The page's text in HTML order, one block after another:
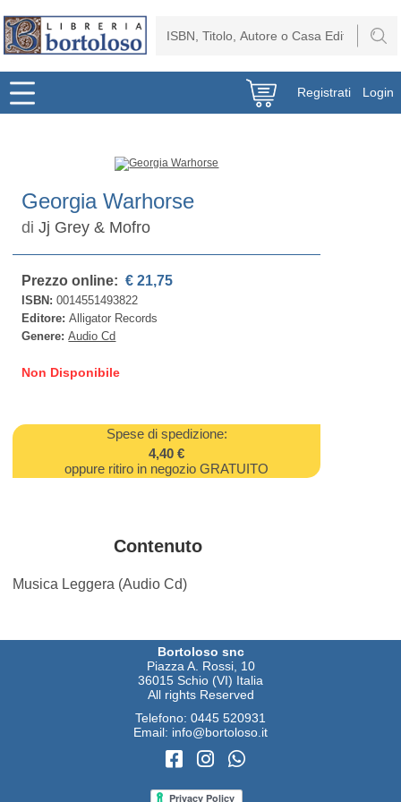
Registrati Login
Georgia Warhorse
diJj Grey & Mofro
Prezzo online: € 21,75
ISBN:0014551493822
Editore:Alligator Records
Genere:Audio Cd
Non Disponibile
Spese di spedizione:
4,40 €
oppure ritiro in negozio GRATUITO
Contenuto
Musica Leggera (Audio Cd)
Bortoloso snc
Piazza A. Rossi, 10
36015 Schio (VI) Italia
All rights Reserved
Telefono: 0445 520931
Email: info@bortoloso.it